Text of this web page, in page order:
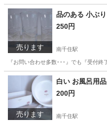
売ります
品のある 小ぶ
250円
南千住駅
『お問い合わせ多数･･･』でも『受付
東京 台東区 南千住駅 食器
売ります
白い お風呂用
200円
南千住駅